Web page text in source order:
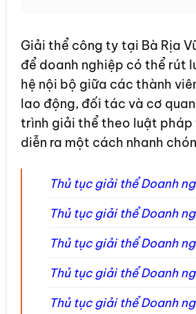
Giải thể công ty tại Bà Rịa
để doanh nghiệp có thể rút
hệ nội bộ giữa các thành
lao động, đối tác và cơ
trình giải thể theo luật pháp
diễn ra một cách nhanh
Thủ tục giải thể Doanh
Thủ tục giải thể Doanh
Thủ tục giải thể Doanh
Thủ tục giải thể Doanh
Thủ tục giải thể Doanh